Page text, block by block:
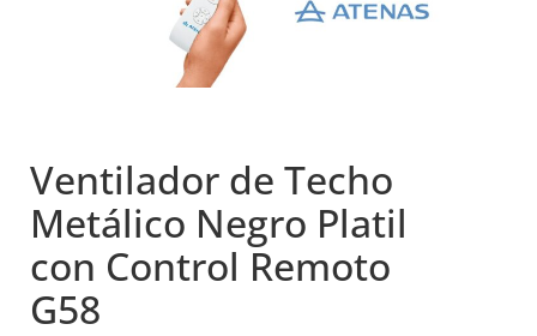
Ventilador de Techo
Metálico Negro Platil
con Control Remoto
G58